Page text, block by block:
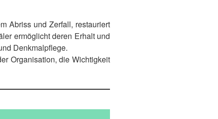
Abriss und Zerfall, restauriert
ermöglicht deren Erhalt und
Denkmalpflege.
Organisation, die Wichtigkeit